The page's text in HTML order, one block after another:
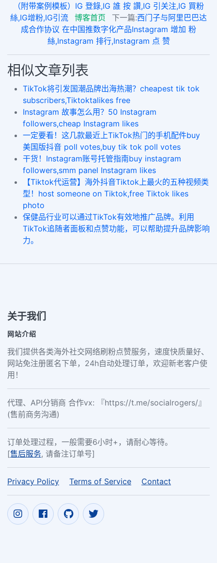
（附带案例模板）IG 登錄,IG 誰 按 讚,IG 引关注,IG 買粉
絲,IG增粉,IG引流
博客首页 下一篇:西门子与阿里巴巴达
成合作协议 在中国推数字化产品Instagram 增加 粉
絲,Instagram 排行,Instagram 点 赞
相似文章列表
TikTok将引发国潮品牌出海热潮？cheapest tik tok
subscribers,Tiktoktalikes free
Instagram 故事怎么用？50 Instagram
followers,cheap Instagram likes
一定要看！这几款最近上TikTok热门的手机配件buy
美国版抖音 poll votes,buy tik tok poll votes
干货！Instagram账号托管指南buy instagram
followers,smm panel Instagram likes
【Tiktok代运营】海外抖音Tiktok上最火的五种视频类
型！host someone on Tiktok,free Tiktok likes
photo
保健品行业可以通过TikTok有效地推广品牌。利用
TikTok追随者面板和点赞功能，可以帮助提升品牌影响
力。
关于我们
网站介绍
我们提供各类海外社交网络刷粉点赞服务，速度快质量好、
网站免注册匿名下单，24h自动处理订单，欢迎新老客户使
用！
代理、API分销商 合作vx: 『https://t.me/socialrogers/』
(售前商务沟通)
订单处理过程，一般需要6小时+，请耐心等待。
[售后服务, 请备注订单号]
Privacy Policy Terms of Service Contact